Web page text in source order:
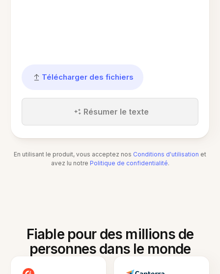
Télécharger des fichiers
Résumer le texte
En utilisant le produit, vous acceptez nos Conditions d'utilisation et
avez lu notre Politique de confidentialité.
Fiable pour des millions de
personnes dans le monde